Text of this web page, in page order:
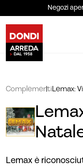
Negozi
ComplementiLemax:
Lemax è